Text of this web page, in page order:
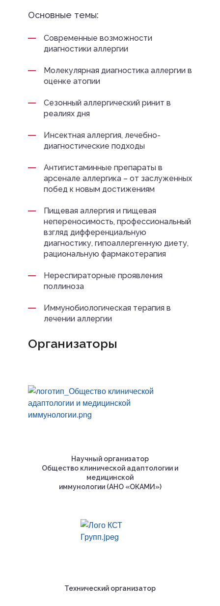
Основные темы:
Современные возможности
диагностики аллергии
Молекулярная диагностика аллергии в
оценке атопии
Сезонный аллергический ринит в
реалиях дня
Инсектная аллергия, лечебно-
диагностические подходы
Антигистаминные препараты в
арсенале аллергика – от заслуженных
побед к новым достижениям
Пищевая аллергия и пищевая
непереносимость, профессиональный
взгляд дифференциальную
диагностику, гипоаллергенную диету,
рациональную фармакотерапия
Нереспираторные проявления
поллиноза
Иммунобиологическая терапия в
лечении аллергии
Организаторы
Научный организатор
Общество клинической адаптологии и
медицинской
иммунологии (АНО «ОКАМИ»)
Технический организатор